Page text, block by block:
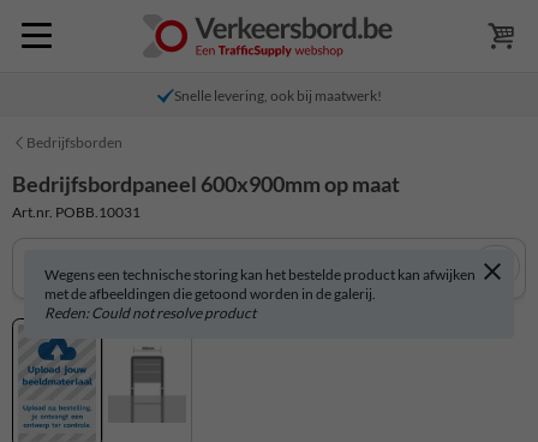
Snelle levering, ook bij maatwerk!
Bedrijfsborden
Bedrijfsbordpaneel 600x900mm op maat
Art.nr. POBB.10031
Wegens een technische storing kan het bestelde product kan afwijken
met de afbeeldingen die getoond worden in de galerij.
Reden: Could not resolve product